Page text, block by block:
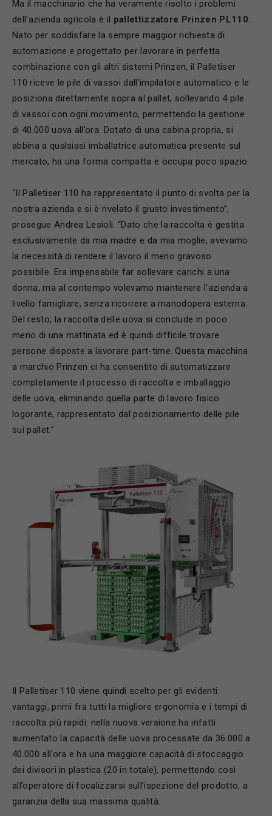
Ma il macchinario che ha veramente risolto i problemi
dell’azienda agricola è il pallettizzatore Prinzen PL110.
Nato per soddisfare la sempre maggior richiesta di
automazione e progettato per lavorare in perfetta
combinazione con gli altri sistemi Prinzen, il Palletiser
110 riceve le pile di vassoi dall’impilatore automatico e le
posiziona direttamente sopra al pallet, sollevando 4 pile
di vassoi con ogni movimento, permettendo la gestione
di 40.000 uova all’ora. Dotato di una cabina propria, si
abbina a qualsiasi imballatrice automatica presente sul
mercato, ha una forma compatta e occupa poco spazio.
“Il Palletiser 110 ha rappresentato il punto di svolta per la
nostra azienda e si è rivelato il giusto investimento”,
prosegue Andrea Lesioli. “Dato che la raccolta è gestita
esclusivamente da mia madre e da mia moglie, avevamo
la necessità di rendere il lavoro il meno gravoso
possibile. Era impensabile far sollevare carichi a una
donna, ma al contempo volevamo mantenere l’azienda a
livello famigliare, senza ricorrere a manodopera esterna.
Del resto, la raccolta delle uova si conclude in poco
meno di una mattinata ed è quindi difficile trovare
persone disposte a lavorare part-time. Questa macchina
a marchio Prinzen ci ha consentito di automatizzare
completamente il processo di raccolta e imballaggio
delle uova, eliminando quella parte di lavoro fisico
logorante, rappresentato dal posizionamento delle pile
sui pallet.”
Il Palletiser 110 viene quindi scelto per gli evidenti
vantaggi, primi fra tutti la migliore ergonomia e i tempi di
raccolta più rapidi: nella nuova versione ha infatti
aumentato la capacità delle uova processate da 36.000 a
40.000 all’ora e ha una maggiore capacità di stoccaggio
dei divisori in plastica (20 in totale), permettendo così
all’operatore di focalizzarsi sull’ispezione del prodotto, a
garanzia della sua massima qualità.